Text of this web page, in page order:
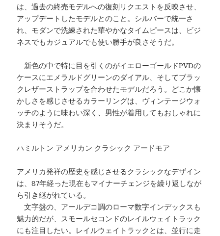
は、過去の終売モデルへの復刻リクエストを反映させ、
アップデートしたモデルとのこと。シルバーで統一さ
れ、モダンで洗練された華やかなタイムピースは、ビジ
ネスでもカジュアルでも使い勝手が良さそうだ。
新色の中で特に目を引くのがイエローゴールドPVDの
ケースにエメラルドグリーンのダイアル、そしてブラッ
クレザーストラップを合わせたモデルだろう。どこか懐
かしさを感じさせるカラーリングは、ヴィンテージウォ
ッチのように味わい深く、男性が着用してもおしゃれに
決まりそうだ。
ハミルトン アメリカン クラシック アードモア
アメリカ発祥の歴史を感じさせるクラシックなデザイン
は、87年経った現在もマイナーチェンジを繰り返しなが
ら引き継がれている。
文字盤の、アールデコ調のローマ数字インデックスも
魅力的だが、スモールセコンドのレイルウェイトラック
にも注目したい。レイルウェイトラックとは、並行に走